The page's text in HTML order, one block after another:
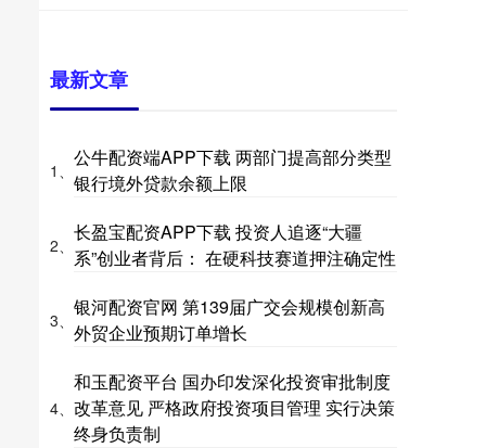
最新文章
1、
公牛配资端APP下载 两部门提高部分类型
银行境外贷款余额上限
2、
长盈宝配资APP下载 投资人追逐“大疆
系”创业者背后： 在硬科技赛道押注确定性
3、
银河配资官网 第139届广交会规模创新高
外贸企业预期订单增长
4、
和玉配资平台 国办印发深化投资审批制度
改革意见 严格政府投资项目管理 实行决策
终身负责制